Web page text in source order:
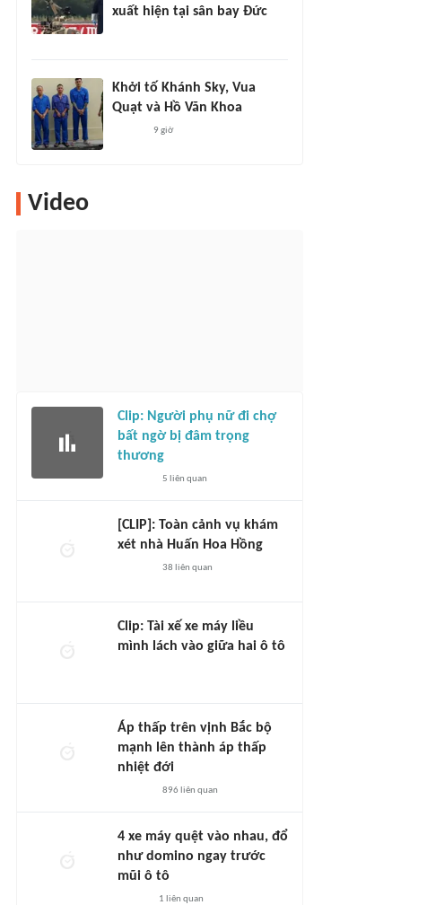
xuất hiện tại sân bay Đức
Khởi tố Khánh Sky, Vua
Quạt và Hồ Văn Khoa
9 giờ
Video
Clip: Người phụ nữ đi chợ
bất ngờ bị đâm trọng
thương
5 liên quan
[CLIP]: Toàn cảnh vụ khám
xét nhà Huấn Hoa Hồng
38 liên quan
Clip: Tài xế xe máy liều
mình lách vào giữa hai ô tô
Áp thấp trên vịnh Bắc bộ
mạnh lên thành áp thấp
nhiệt đới
896 liên quan
4 xe máy quệt vào nhau, đổ
như domino ngay trước
mũi ô tô
1 liên quan